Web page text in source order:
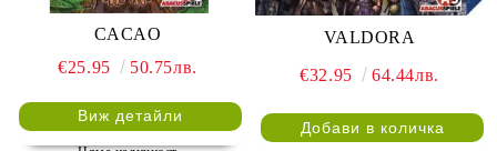
CACAO
€25.95
50.75лв.
Виж детайли
VALDORA
€32.95
64.44лв.